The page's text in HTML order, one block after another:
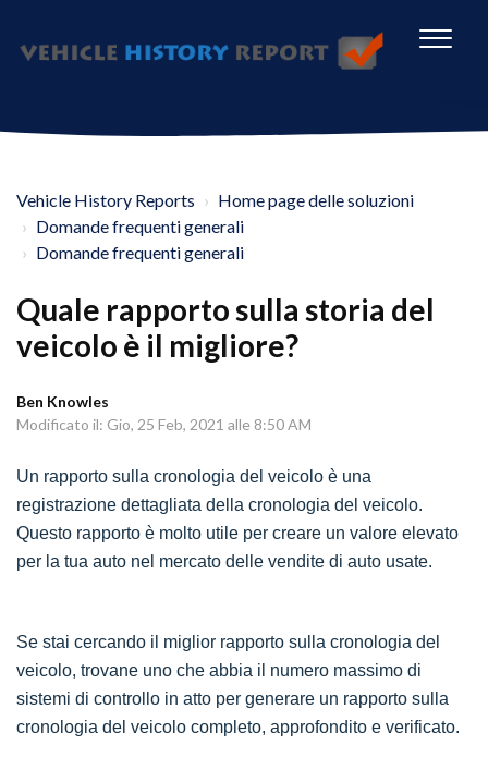
Vehicle History Reports
Home page delle soluzioni
Domande frequenti generali
Domande frequenti generali
Quale rapporto sulla storia del
veicolo è il migliore?
Ben Knowles
Modificato il: Gio, 25 Feb, 2021 alle 8:50 AM
Un rapporto sulla cronologia del veicolo è una
registrazione dettagliata della cronologia del veicolo.
Questo rapporto è molto utile per creare un valore elevato
per la tua auto nel mercato delle vendite di auto usate.
Se stai cercando il miglior rapporto sulla cronologia del
veicolo, trovane uno che abbia il numero massimo di
sistemi di controllo in atto per generare un rapporto sulla
cronologia del veicolo completo, approfondito e verificato.